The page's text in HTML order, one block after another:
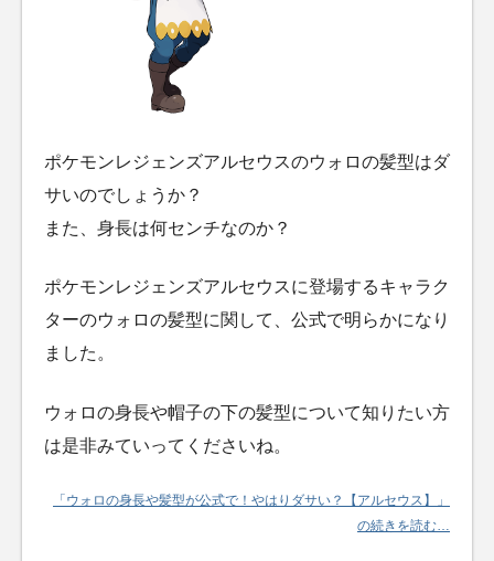
ポケモンレジェンズアルセウスのウォロの髪型はダ
サいのでしょうか？
また、身長は何センチなのか？
ポケモンレジェンズアルセウスに登場するキャラク
ターのウォロの髪型に関して、公式で明らかになり
ました。
ウォロの身長や帽子の下の髪型について知りたい方
は是非みていってくださいね。
「ウォロの身長や髪型が公式で！やはりダサい？【アルセウス】」
の続きを読む…